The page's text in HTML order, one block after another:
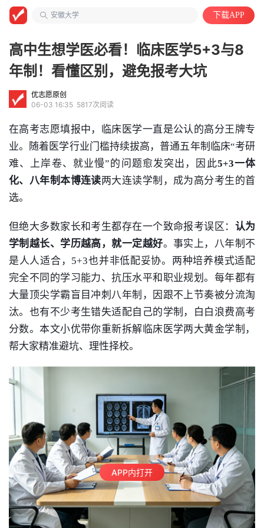
安徽大学
下载APP
高中生想学医必看！临床医学5+3与8
年制！看懂区别，避免报考大坑
优志愿原创
06-03 16:35 5817次阅读
在高考志愿填报中， 临床医学一直是公认的高分王牌专
业。随着医学行业门槛持续拔高，普通五年制临床“考研
难、上岸卷、就业慢”的问题愈发突出，因此5+3一体
化、八年制本博连读两大连读学制，成为高分考生的首
选。
但绝大多数家长和考生都存在一个致命报考误区： 认为
学制越长、学历越高，就一定越好。事实上，八年制不
是人人适合，5+3也并非低配妥协。两种培养模式适配
完全不同的学习能力、抗压水平和职业规划。每年都有
大量顶尖学霸盲目冲刺八年制，因跟不上节奏被分流淘
汰。也有不少考生错失适配自己的学制，白白浪费高考
分数。本文小优带你重新拆解临床医学两大黄金学制，
帮大家精准避坑、理性择校。
APP内打开